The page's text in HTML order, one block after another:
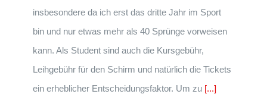
insbesondere da ich erst das dritte Jahr im Sport
bin und nur etwas mehr als 40 Sprünge vorweisen
kann. Als Student sind auch die Kursgebühr,
Leihgebühr für den Schirm und natürlich die Tickets
ein erheblicher Entscheidungsfaktor. Um zu [...]